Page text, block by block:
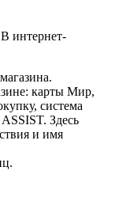
интернет-
карты Мир,
система
Здесь
и имя